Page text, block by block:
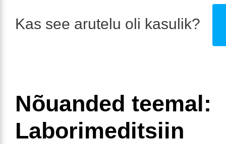
Kas see arutelu oli kasulik?
Nõuanded teemal:
Laborimeditsiin